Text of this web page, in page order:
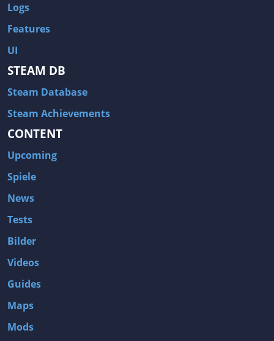
Logs
Features
UI
STEAM DB
Steam Database
Steam Achievements
CONTENT
Upcoming
Spiele
News
Tests
Bilder
Videos
Guides
Maps
Mods